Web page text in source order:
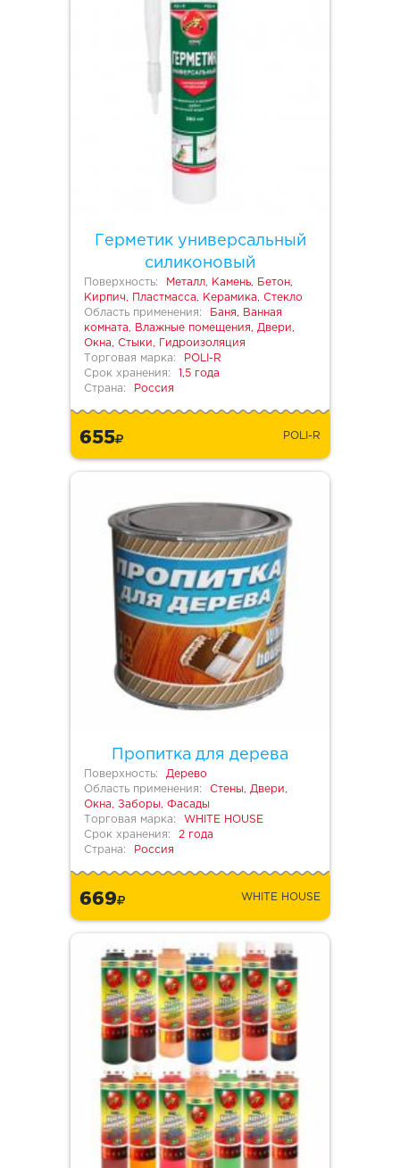
Герметик универсальный
силиконовый
Поверхность:
Металл, Камень, Бетон,
Кирпич, Пластмасса, Керамика, Стекло
Область применения:
Баня, Ванная
комната, Влажные помещения, Двери,
Окна, Стыки, Гидроизоляция
Торговая марка:
POLI-R
Срок хранения:
1,5 года
Страна:
Россия
655 POLI-R
Пропитка для дерева
Поверхность:
Дерево
Область применения:
Стены, Двери,
Окна, Заборы, Фасады
Торговая марка:
WHITE HOUSE
Срок хранения:
2 года
Страна:
Россия
669 WHITE HOUSE